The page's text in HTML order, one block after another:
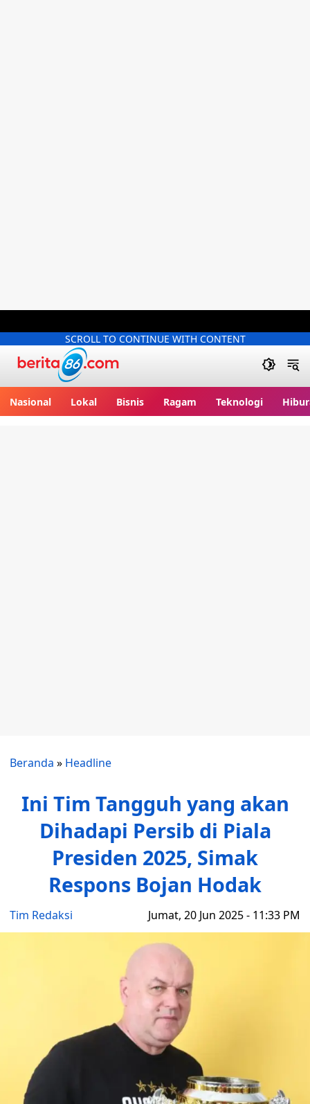
SCROLL TO CONTINUE WITH CONTENT
Nasional Lokal Bisnis Ragam Teknologi
Beranda » Headline
Ini Tim Tangguh yang akan
Dihadapi Persib di Piala
Presiden 2025, Simak
Respons Bojan Hodak
Tim Redaksi Jumat, 20 Jun 2025 - 11:33 PM